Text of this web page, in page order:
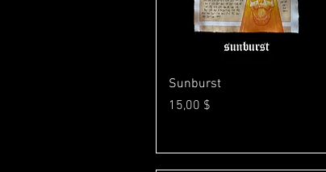
Γρήγορη προβολή
Sunburst
Τιμή
15,00 $